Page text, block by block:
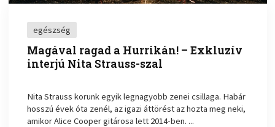
egészség
Magával ragad a Hurrikán! – Exkluzív
interjú Nita Strauss-szal
Nita Strauss korunk egyik legnagyobb zenei csillaga. Habár
hosszú évek óta zenél, az igazi áttörést az hozta meg neki,
amikor Alice Cooper gitárosa lett 2014-ben. ...